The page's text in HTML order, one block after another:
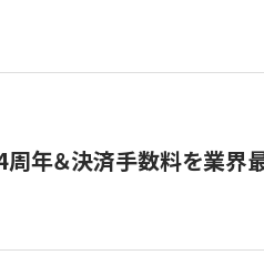
周年＆決済手数料を業